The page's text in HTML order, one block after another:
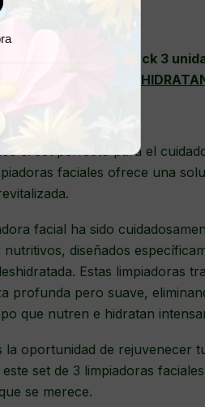
Pack 3
LIMPIADORA
el set perfecto para el
faciales ofrece una
facial ha sido
diseñados
Estas limpiadoras
profunda pero suave,
que nutren e hidratan
la oportunidad de rejuvenecer
set de 3 limpiadoras
se merece.